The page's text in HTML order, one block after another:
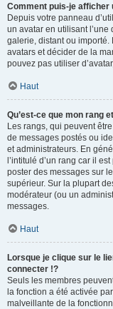
Comment puis-je afficher
Depuis votre panneau
un avatar en utilisant l’une
galerie, distant ou importé.
avatars et décider de la
pouvez pas utiliser
Haut
Qu’est-ce que mon rang
Les rangs, qui peuvent
de messages postés ou
et administrateurs. En
l’intitulé d’un rang car il
poster des messages sur
supérieur. Sur la plupart
modérateur (ou un
messages.
Haut
Lorsque je clique sur le
connecter !?
Seuls les membres
la fonction a été activée
malveillante de la